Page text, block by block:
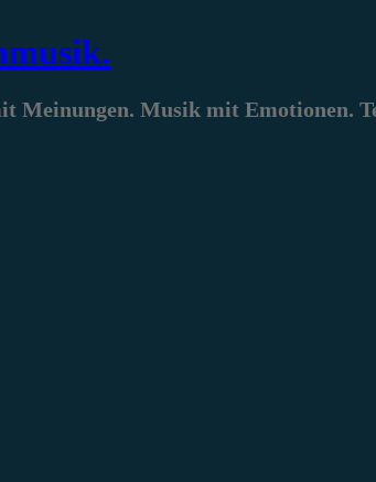
Meinungen. Musik mit Emotionen.